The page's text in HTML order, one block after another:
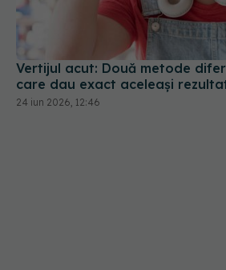
Vertijul acut: Două metode
care dau exact aceleași
24 iun 2026, 12:46